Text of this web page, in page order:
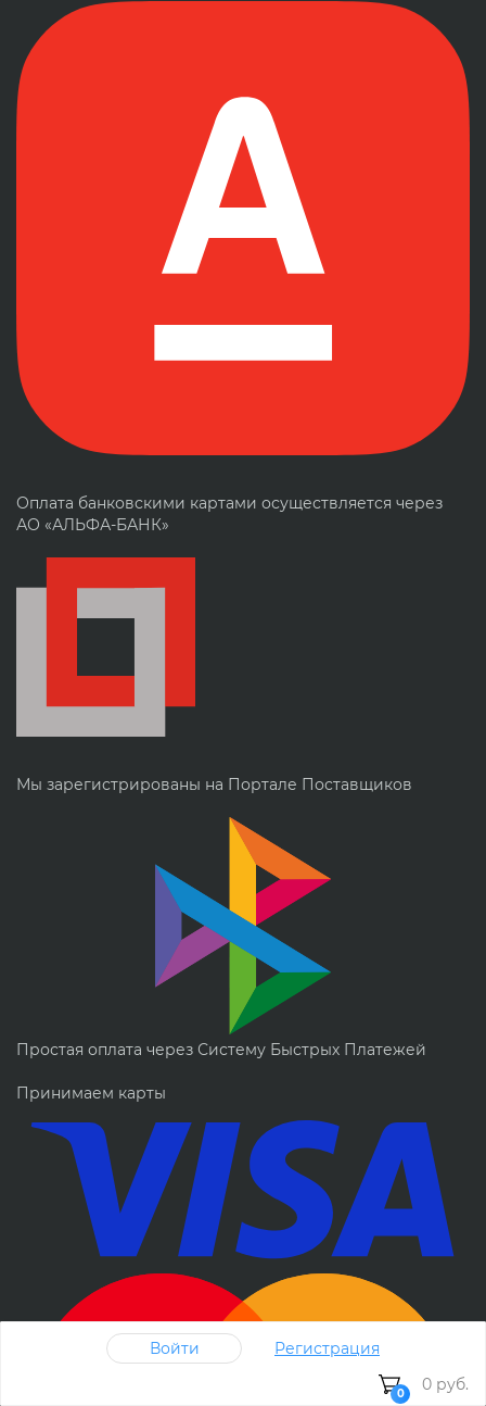
Оплата банковскими картами осуществляется через
АО «АЛЬФА-БАНК»
Мы зарегистрированы на Портале Поставщиков
Простая оплата через Систему Быстрых Платежей
Принимаем карты
Войти Регистрация
0 0 руб.